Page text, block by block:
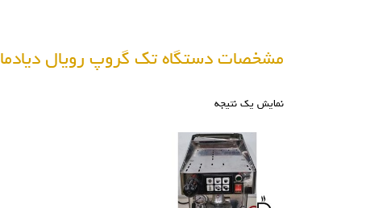
مشخصات دستگاه تک گروپ رویال دیادما
نمایش یک نتیجه